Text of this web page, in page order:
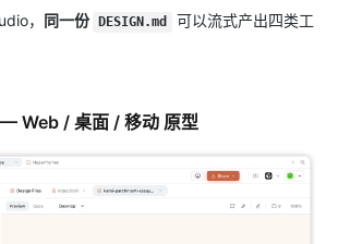
， 同一份 DESIGN.md
可以流式产出四类工
Web / 桌面 / 移动 原型